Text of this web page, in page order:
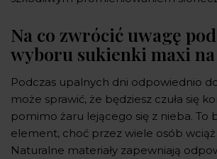
Na co zwrócić uwagę
wyboru sukienki maxi
Podczas upalnych dni odpowiednio
może sprawić, że będziesz czuła się
pomimo żaru lejącego się z nieba. To
element, choć przez wiele osób
Naturalne materiały zapewniają